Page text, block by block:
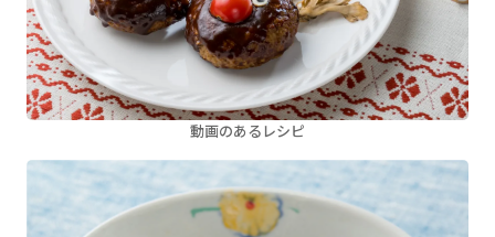
動画のあるレシピ